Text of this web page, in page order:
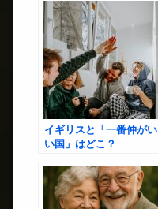
の系譜と功績
イギリスと「一番仲がい
い国」はどこ？